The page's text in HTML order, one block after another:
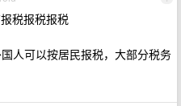
税报税报税
人可以按居民报税，大部分税务